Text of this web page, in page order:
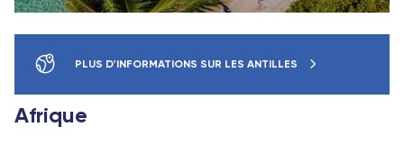
PLUS D'INFORMATIONS SUR LES ANTILLES
Afrique